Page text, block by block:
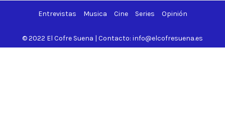
Entrevistas Musica Cine Series Opinión
© 2022 El Cofre Suena | Contacto: info@elcofresuena.es